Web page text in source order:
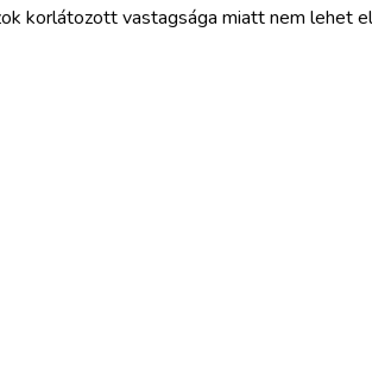
korlátozott vastagsága miatt nem lehet